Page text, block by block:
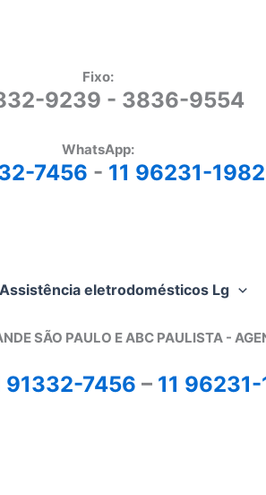
Fixo:
9239 - 3836-9554
WhatsApp:
7456 - 11 96231-1982
Assistência eletrodomésticos Lg
SÃO PAULO E ABC PAULISTA - A
91332-7456 – 11